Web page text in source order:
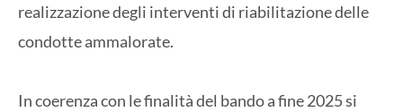
realizzazione degli interventi di riabilitazione delle
condotte ammalorate.
In coerenza con le finalità del bando a fine 2025 si